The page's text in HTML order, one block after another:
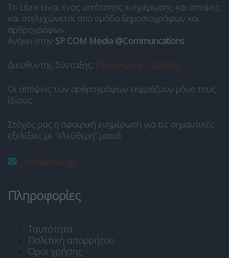
Το Libre είναι ένας ιστότοπος ενημέρωσης και άποψης
και στελεχώνεται από ομάδα δημοσιογράφων και
αρθρογράφων.
Ανήκει στην SP COM Media @Communcations.
Διευθυντής Σύνταξης: Παναγιώτης Ι. Δρίβας.
Οι απόψεις των αρθρογράφων εκφράζουν μόνο τους
ίδιους.
Στόχος μας η σφαιρική ενημέρωση για τις σημαντικές
εξελίξεις με “ελεύθερη” ματιά.
info@libre.gr
Πληροφορίες
Ταυτότητα
Πολιτική απορρήτου
Όροι χρήσης